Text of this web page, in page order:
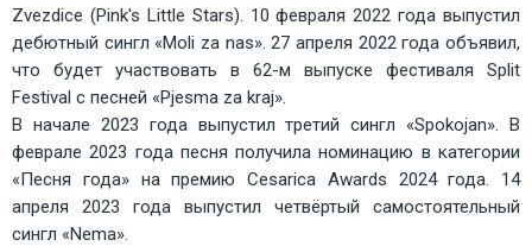
Zvezdice (Pink's Little Stars). 10 февраля 2022 года выпустил
дебютный сингл «Moli za nas». 27 апреля 2022 года объявил,
что будет участвовать в 62-м выпуске фестиваля Split
Festival с песней «Pjesma za kraj».
В начале 2023 года выпустил третий сингл «Spokojan». В
феврале 2023 года песня получила номинацию в категории
«Песня года» на премию Cesarica Awards 2024 года. 14
апреля 2023 года выпустил четвёртый самостоятельный
сингл «Nema».